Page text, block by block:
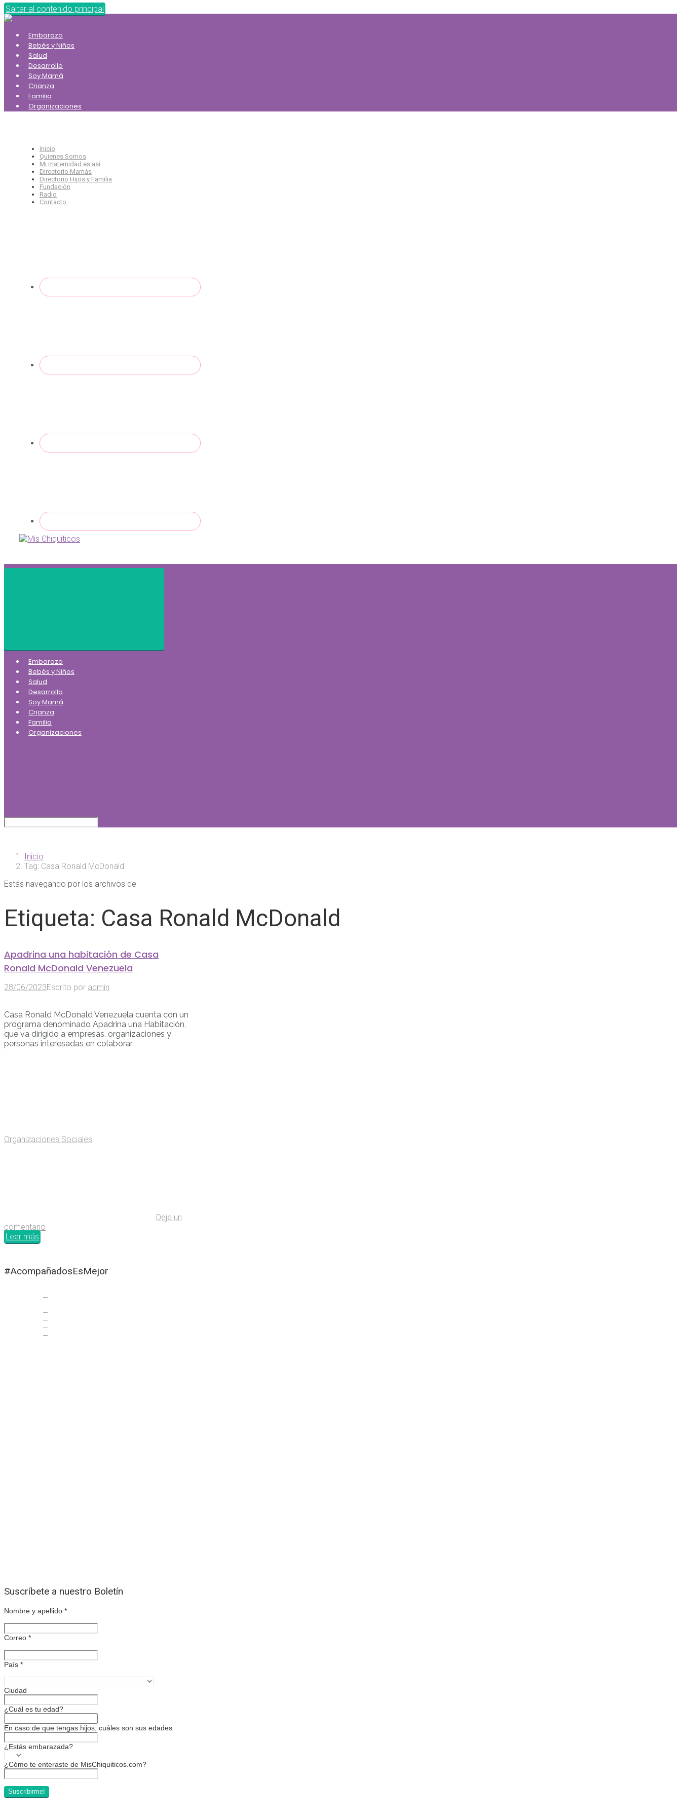
Saltar al contenido principal
Embarazo
Bebés y Niños
Salud
Desarrollo
Soy Mamá
Crianza
Familia
Organizaciones
Inicio
Quienes Somos
Mi maternidad es así
Directorio Mamás
Directorio Hijos y Familia
Fundación
Radio
Contacto
Embarazo
Bebés y Niños
Salud
Desarrollo
Soy Mamá
Crianza
Familia
Organizaciones
Inicio
Tag: Casa Ronald McDonald
Estás navegando por los archivos de
Etiqueta: Casa Ronald McDonald
Apadrina una habitación de Casa
Ronald McDonald Venezuela
28/06/2023Escrito por admin
Casa Ronald McDonald Venezuela cuenta con un
programa denominado Apadrina una Habitación,
que va dirigido a empresas, organizaciones y
personas interesadas en colaborar
Organizaciones Sociales
Deja un
comentario
Leer más
#AcompañadosEsMejor
Suscríbete a nuestro Boletín
Nombre y apellido *
Correo *
País *
Ciudad
¿Cuál es tu edad?
En caso de que tengas hijos, cuáles son sus edades
¿Estás embarazada?
¿Cómo te enteraste de MisChiquiticos.com?